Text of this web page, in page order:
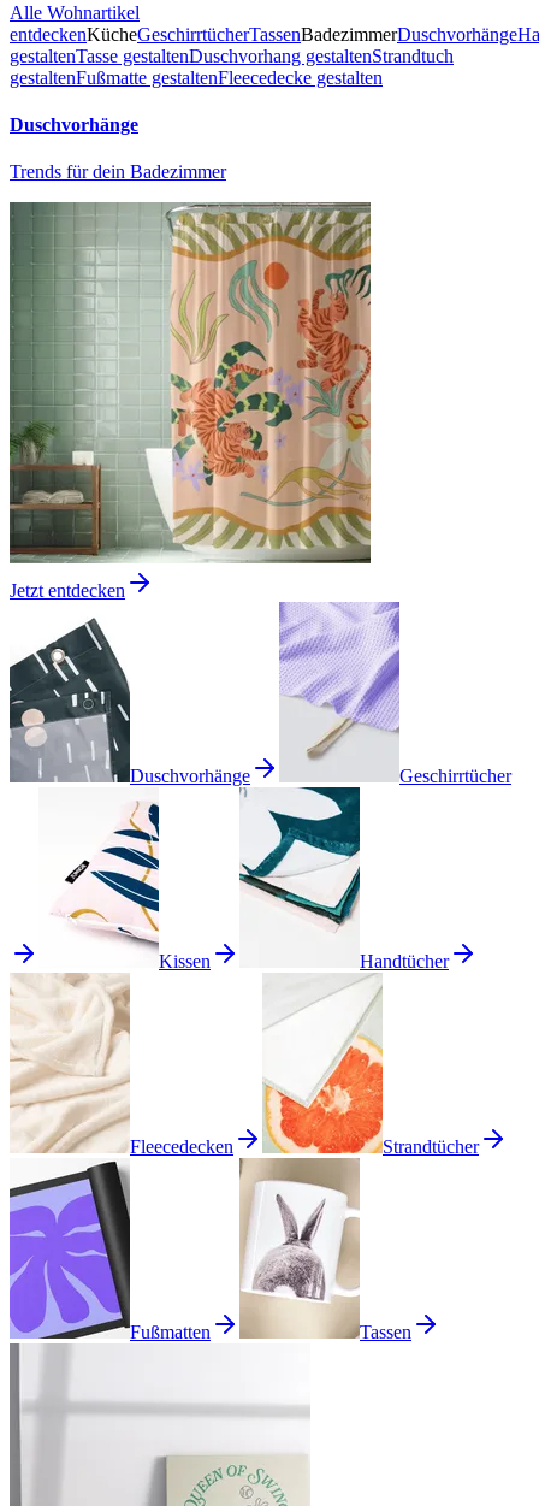
Alle Wohnartikel
entdeckenKücheGeschirrtücherTassenBadezimmerDuschvorhänge
gestaltenTasse gestaltenDuschvorhang gestaltenStrandtuch
gestaltenFußmatte gestaltenFleecedecke gestalten
Duschvorhänge
Trends für dein Badezimmer
Jetzt entdecken
Duschvorhänge Geschirrtücher
Kissen Handtücher
Fleecedecken Strandtücher
Fußmatten Tassen